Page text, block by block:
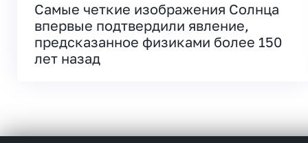
Самые четкие изображения Солнца
впервые подтвердили явление,
предсказанное физиками более 150
лет назад